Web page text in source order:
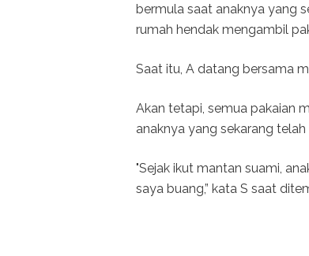
bermula saat anaknya yang
rumah hendak mengambil
Saat itu, A datang bersama
Akan tetapi, semua pakaian
anaknya yang sekarang
"Sejak ikut mantan suami,
saya buang,” kata S saat